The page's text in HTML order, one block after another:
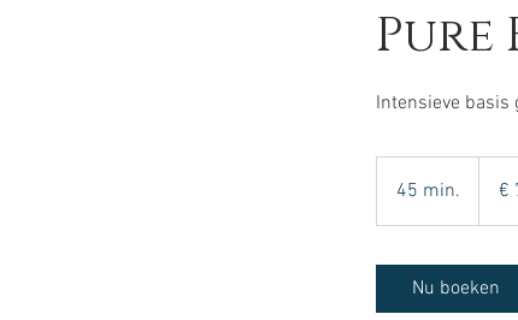
Intensieve
45 min.
5
i
n
€
Nu boeken